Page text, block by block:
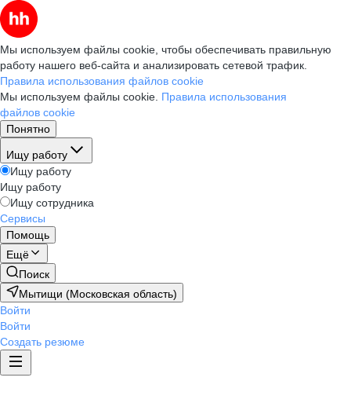
Мы используем файлы cookie, чтобы обеспечивать правильную
работу нашего веб-сайта и анализировать сетевой трафик.
Правила использования файлов cookie
Мы используем файлы cookie. Правила использования
файлов cookie
Понятно
Ищу работу
Ищу работу
Ищу работу
Ищу сотрудника
Сервисы
Помощь
Ещё
Поиск
Мытищи (Московская область)
Войти
Войти
Создать резюме